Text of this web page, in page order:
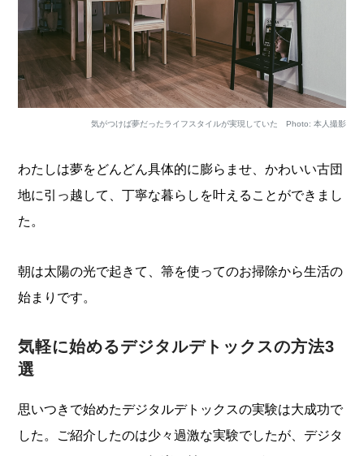
気がつけば夢だったライフスタイルが実現していた Photo: 本人撮影
わたしは夢をどんどん具体的に膨らませ、かわいい古団
地に引っ越して、丁寧な暮らしを叶えることができまし
た。
朝は太陽の光で起きて、箒を使ってのお掃除から生活の
始まりです。
気軽に始めるデジタルデトックスの方法3
選
思いつきで始めたデジタルデトックスの実験は大成功で
した。ご紹介したのは少々過激な実験でしたが、デジタ